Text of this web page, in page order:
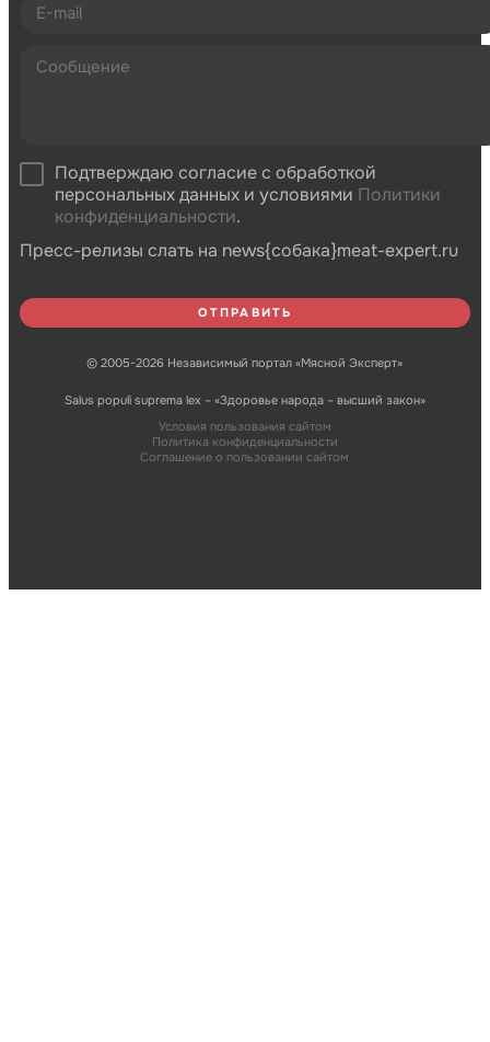
Подтверждаю согласие с обработкой
персональных данных и условиями Политики
конфиденциальности.
Пресс-релизы слать на news{собака}meat-expert.ru
© 2005-2026 Независимый портал «Мясной Эксперт»
Salus populi suprema lex – «Здоровье народа – высший закон»
Условия пользования сайтом
Политика конфиденциальности
Соглашение о пользовании сайтом